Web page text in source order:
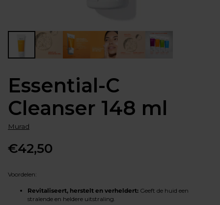
Essential-C
Cleanser 148 ml
Murad
Normale
prijs
€42,50
Voordelen:
Revitaliseert, herstelt en verheldert: Geeft de huid een
stralende en heldere uitstraling.